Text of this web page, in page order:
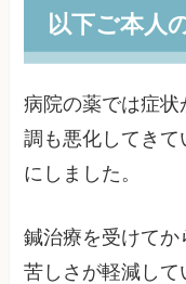
以下ご本人
病院の薬では症
調も悪化してきて
にしました。
鍼治療を受けて
苦しさが軽減し